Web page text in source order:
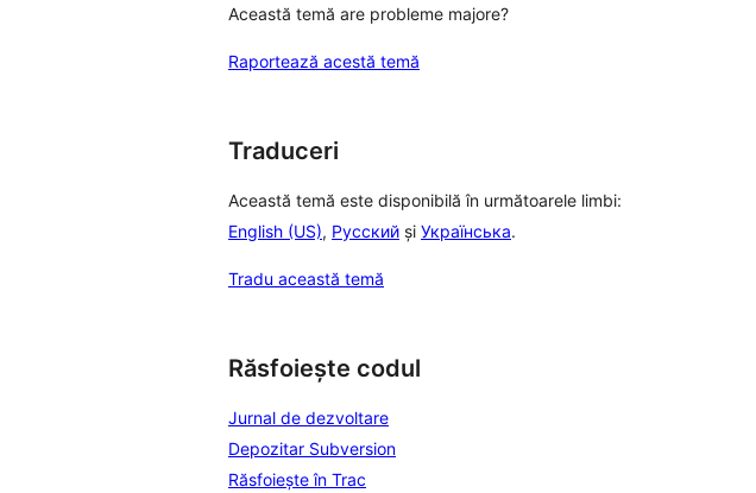
Această temă are probleme majore?
Raportează acestă temă
Traduceri
Această temă este disponibilă în următoarele limbi:
English (US), Русский și Українська.
Tradu această temă
Răsfoiește codul
Jurnal de dezvoltare
Depozitar Subversion
Răsfoiește în Trac